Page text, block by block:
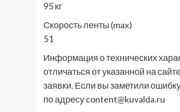
95 кг
Скорость ленты (max)
51
Информация о технических
отличаться от указанной на
заявки. Если вы заметили
по адресу content@kuvalda.ru